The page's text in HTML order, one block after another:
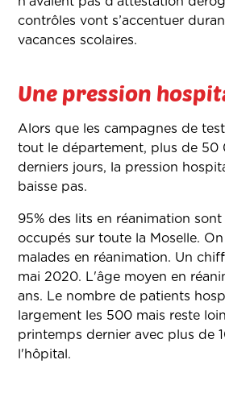
contrôles vont s’accentuer
vacances scolaires.
Une pression
Alors que les campagnes de
tout le département, plus de 50
derniers jours, la pression
baisse pas.
95% des lits en réanimation
occupés sur toute la Moselle.
malades en réanimation. Un
mai 2020. L'âge moyen en
ans. Le nombre de patients
largement les 500 mais reste
printemps dernier avec plus de
l'hôpital.